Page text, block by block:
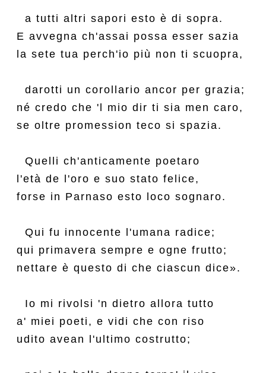
  a tutti altri sapori esto è di sopra.
E avvegna ch'assai possa esser sazia
la sete tua perch'io più non ti scuopra,
  darotti un corollario ancor per grazia;
né credo che 'l mio dir ti sia men caro,
se oltre promession teco si spazia.
  Quelli ch'anticamente poetaro
l'età de l'oro e suo stato felice,
forse in Parnaso esto loco sognaro.
  Qui fu innocente l'umana radice;
qui primavera sempre e ogne frutto;
nettare è questo di che ciascun dice».
  Io mi rivolsi 'n dietro allora tutto
a' miei poeti, e vidi che con riso
udito avean l'ultimo costrutto;